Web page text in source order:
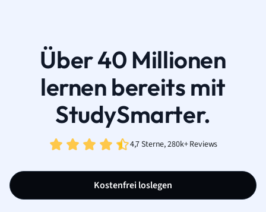
Über 40 Millionen
lernen bereits mit
StudySmarter.
4,7 Sterne, 280k+ Reviews
Kostenfrei loslegen